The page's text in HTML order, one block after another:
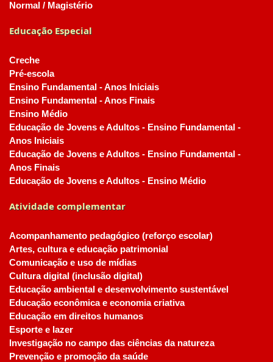
Normal / Magistério
Educação Especial
Creche
Pré-escola
Ensino Fundamental - Anos Iniciais
Ensino Fundamental - Anos Finais
Ensino Médio
Educação de Jovens e Adultos - Ensino Fundamental -
Anos Iniciais
Educação de Jovens e Adultos - Ensino Fundamental -
Anos Finais
Educação de Jovens e Adultos - Ensino Médio
Atividade complementar
Acompanhamento pedagógico (reforço escolar)
Artes, cultura e educação patrimonial
Comunicação e uso de mídias
Cultura digital (inclusão digital)
Educação ambiental e desenvolvimento sustentável
Educação econômica e economia criativa
Educação em direitos humanos
Esporte e lazer
Investigação no campo das ciências da natureza
Prevenção e promoção da saúde